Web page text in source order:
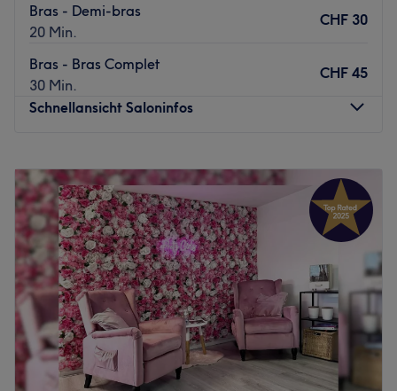
Bras - Demi-bras
20 Min.
CHF 30
Bras - Bras Complet
30 Min.
CHF 45
Schnellansicht Saloninfos
Dienstag
09:30
19:00
Mittwoch
Geschlossen
Donnerstag
–20:00
Freitag
Geschlossen
Samstag
Geschlossen
Sonntag
Geschlossen
Bienvenue chez Belle d’Esprit, un institut de beauté
chaleureux et intimiste situé à Lausanne, tenu par Nadia,
esthéticienne indépendante passionnée et attentive à